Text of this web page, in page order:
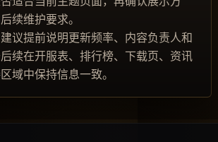
续维护要求。
议提前说明更新频率、内容负责人和
续在开服表、排行榜、下载页、资讯
域中保持信息一致。